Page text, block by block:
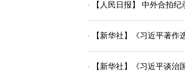
· 【人民日报】 中外合拍
· 【新华社】《习近平著
· 【新华社】《习近平谈